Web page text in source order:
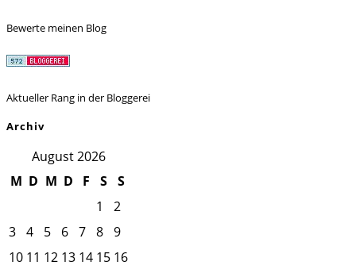
Bewerte meinen Blog
Aktueller Rang in der Bloggerei
Archiv
August 2026
M D M D F S
S
1
2
3 4 5 6 7 8 9
10 11 12 13 14 15 16